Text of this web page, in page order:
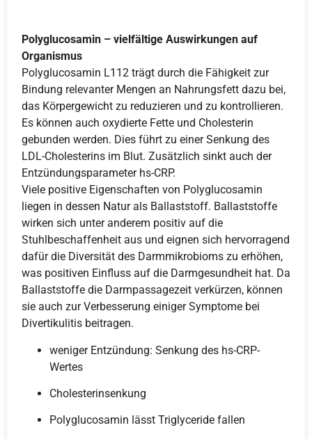
Polyglucosamin – vielfältige Auswirkungen auf
Organismus
Polyglucosamin L112 trägt durch die Fähigkeit zur
Bindung relevanter Mengen an Nahrungsfett dazu bei,
das Körpergewicht zu reduzieren und zu kontrollieren.
Es können auch oxydierte Fette und Cholesterin
gebunden werden. Dies führt zu einer Senkung des
LDL-Cholesterins im Blut. Zusätzlich sinkt auch der
Entzündungsparameter hs-CRP.
Viele positive Eigenschaften von Polyglucosamin
liegen in dessen Natur als Ballaststoff. Ballaststoffe
wirken sich unter anderem positiv auf die
Stuhlbeschaffenheit aus und eignen sich hervorragend
dafür die Diversität des Darmmikrobioms zu erhöhen,
was positiven Einfluss auf die Darmgesundheit hat. Da
Ballaststoffe die Darmpassagezeit verkürzen, können
sie auch zur Verbesserung einiger Symptome bei
Divertikulitis beitragen.
weniger Entzündung: Senkung des hs-CRP-
Wertes
Cholesterinsenkung
Polyglucosamin lässt Triglyceride fallen